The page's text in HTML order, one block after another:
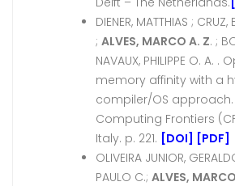
DIENER, MATTHIAS ;
; ALVES, MARCO A. Z. ;
NAVAUX, PHILIPPE O. A. .
memory affinity with a
compiler/OS approach.
Computing Frontiers
Italy. p. 221. [DOI] [PDF]
OLIVEIRA JUNIOR,
PAULO C.; ALVES,